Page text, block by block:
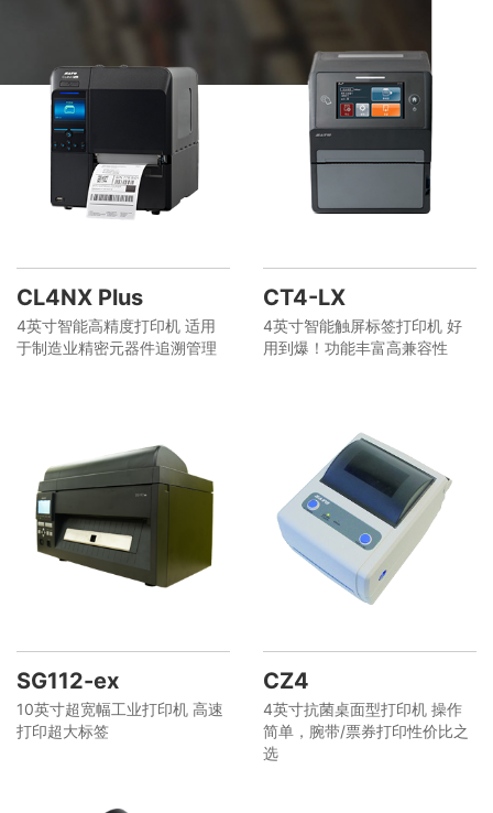
CL4NX Plus
4英寸智能高精度打印机 适用
于制造业精密元器件追溯管理
CT4-LX
4英寸智能触屏标签打印机 好
用到爆！功能丰富高兼容性
SG112-ex
10英寸超宽幅工业打印机 高速
打印超大标签
CZ4
4英寸抗菌桌面型打印机 操作
简单，腕带/票券打印性价比之
选